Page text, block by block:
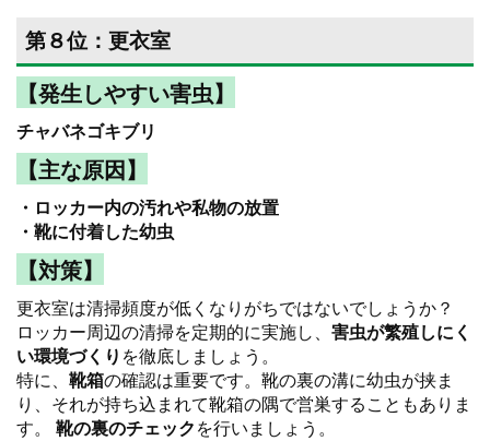
第８位：更衣室
【発生しやすい害虫】
チャバネゴキブリ
【主な原因】
・ロッカー内の汚れや私物の放置
・靴に付着した幼虫
【対策】
更衣室は清掃頻度が低くなりがちではないでしょうか？
ロッカー周辺の清掃を定期的に実施し、 害虫が繁殖しにく
い環境づくり を徹底しましょう。
特に、 靴箱の確認は重要です。靴の裏の溝に幼虫が挟ま
り、それが持ち込まれて靴箱の隅で営巣することもありま
す。 靴の裏のチェックを行いましょう。